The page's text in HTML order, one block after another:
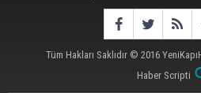
Tüm Hakları Saklıdır © 2016
Haber Scripti